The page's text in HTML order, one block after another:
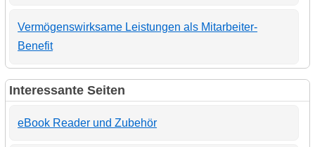
Vermögenswirksame Leistungen als Mitarbeiter-
Benefit
Interessante Seiten
eBook Reader und Zubehör